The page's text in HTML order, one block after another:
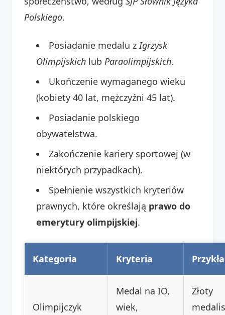
Polskiego.
Posiadanie medalu z Igrzysk
Olimpijskich lub Paraolimpijskich.
Ukończenie wymaganego wieku
(kobiety 40 lat, mężczyźni 45 lat).
Posiadanie polskiego
obywatelstwa.
Zakończenie kariery sportowej (w
niektórych przypadkach).
Spełnienie wszystkich kryteriów
prawnych, które określają prawo do
emerytury olimpijskiej.
Kategoria Kryteria
Olimpijczyk
Medal na IO,
wiek,
Złoty